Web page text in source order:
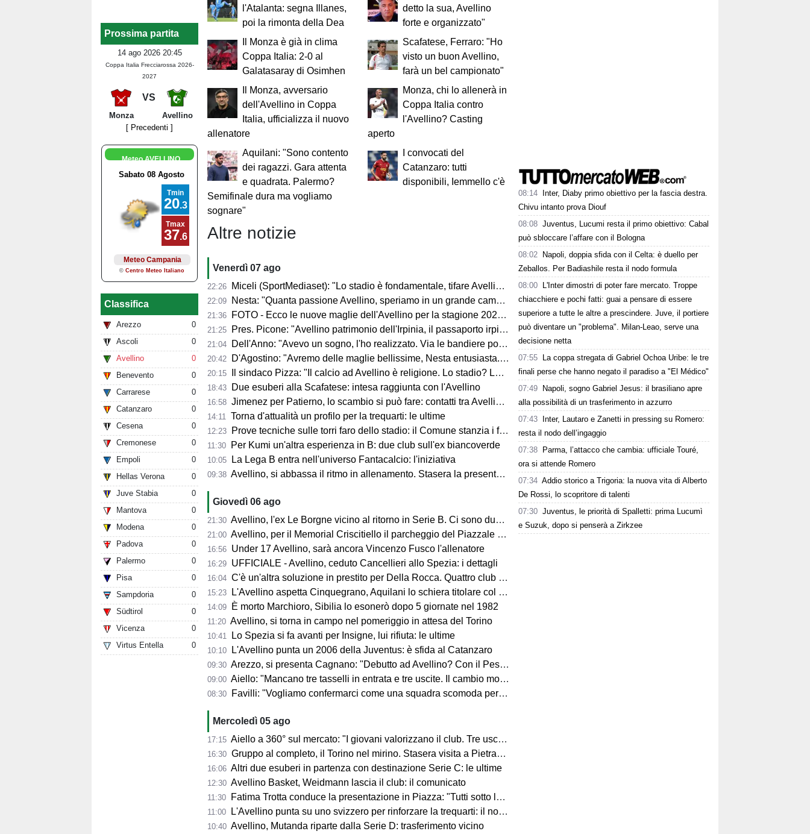
Prossima partita
14 ago 2026 20:45
Coppa Italia Frecciarossa 2026-
2027
VS
Monza
Avellino
[ Precedenti ]
Meteo AVELLINO
Classifica
Arezzo
0
Ascoli
0
Avellino
0
Benevento
0
Carrarese
0
Catanzaro
0
Cesena
0
Cremonese
0
Empoli
0
Hellas Verona
0
Juve Stabia
0
Mantova
0
Modena
0
Padova
0
Palermo
0
Pisa
0
Sampdoria
0
Südtirol
0
Vicenza
0
Virtus Entella
0
l'Atalanta: segna Illanes,
poi la rimonta della Dea
detto la sua, Avellino
forte e organizzato"
Il Monza è già in clima
Coppa Italia: 2-0 al
Galatasaray di Osimhen
Scafatese, Ferraro: "Ho
visto un buon Avellino,
farà un bel campionato"
Il Monza, avversario
dell'Avellino in Coppa
Italia, ufficializza il nuovo
allenatore
Monza, chi lo allenerà in
Coppa Italia contro
l'Avellino? Casting
aperto
Aquilani: "Sono contento
dei ragazzi. Gara attenta
e quadrata. Palermo?
Semifinale dura ma vogliamo
sognare"
I convocati del
Catanzaro: tutti
disponibili, Iemmello c'è
Altre notizie
Venerdì 07 ago
22:26 Miceli (SportMediaset): "Lo stadio è fondamentale, tifare Avellino un privilegio"
22:09 Nesta: "Quanta passione Avellino, speriamo in un grande campionato"
21:36 FOTO - Ecco le nuove maglie dell'Avellino per la stagione 2026-2027
21:25 Pres. Picone: "Avellino patrimonio dell'Irpinia, il passaporto irpino..."
21:04 Dell'Anno: "Avevo un sogno, l'ho realizzato. Via le bandiere politiche..."
20:42 D'Agostino: "Avremo delle maglie bellissime, Nesta entusiasta. Mercato? Ottimo, ma..."
20:15 Il sindaco Pizza: "Il calcio ad Avellino è religione. Lo stadio? Lo faremo..."
18:43 Due esuberi alla Scafatese: intesa raggiunta con l'Avellino
16:58 Jimenez per Patierno, lo scambio si può fare: contatti tra Avellino e Catania
14:11 Torna d'attualità un profilo per la trequarti: le ultime
12:23 Prove tecniche sulle torri faro dello stadio: il Comune stanzia i fondi
11:30 Per Kumi un'altra esperienza in B: due club sull'ex biancoverde
10:05 La Lega B entra nell'universo Fantacalcio: l'iniziativa
09:38 Avellino, si abbassa il ritmo in allenamento. Stasera la presentazione in Piazza
Giovedì 06 ago
21:30 Avellino, l'ex Le Borgne vicino al ritorno in Serie B. Ci sono due club sul francese
21:00 Avellino, per il Memorial Criscitiello il parcheggio del Piazzale degli Irpini è occupato. I tifosi possono parcheggiare al Campo Genova
16:56 Under 17 Avellino, sarà ancora Vincenzo Fusco l'allenatore
16:29 UFFICIALE - Avellino, ceduto Cancellieri allo Spezia: i dettagli
16:04 C'è un'altra soluzione in prestito per Della Rocca. Quattro club su Manzi
15:23 L'Avellino aspetta Cinquegrano, Aquilani lo schiera titolare col Sassuolo
14:09 È morto Marchioro, Sibilia lo esonerò dopo 5 giornate nel 1982
11:20 Avellino, si torna in campo nel pomeriggio in attesa del Torino
10:41 Lo Spezia si fa avanti per Insigne, lui rifiuta: le ultime
10:10 L'Avellino punta un 2006 della Juventus: è sfida al Catanzaro
09:30 Arezzo, si presenta Cagnano: "Debutto ad Avellino? Con il Pescara andò bene. Gol dell'ex? Ho rispetto per la piazza e i compagni, non esulterei"
09:00 Aiello: "Mancano tre tasselli in entrata e tre uscite. Il cambio modulo? Una squadra camaleontica non dà punti di riferimento". Sull'esterno e il trequartista...
08:30 Favilli: "Vogliamo confermarci come una squadra scomoda per tutti. La concorrenza ben venga. Io mi sento bene"
Mercoledì 05 ago
17:15 Aiello a 360° sul mercato: "I giovani valorizzano il club. Tre uscite ancora da fare". Sul modulo, la difesa, Licina e Marina...
16:30 Gruppo al completo, il Torino nel mirino. Stasera visita a Pietrastornina
16:06 Altri due esuberi in partenza con destinazione Serie C: le ultime
12:30 Avellino Basket, Weidmann lascia il club: il comunicato
11:30 Fatima Trotta conduce la presentazione in Piazza: "Tutti sotto lo stesso cielo"
11:00 L'Avellino punta su uno svizzero per rinforzare la trequarti: il nome
10:40 Avellino, Mutanda riparte dalla Serie D: trasferimento vicino
08:14
Inter, Diaby primo obiettivo per la fascia destra.
Chivu intanto prova Diouf
08:08 Juventus, Lucumi resta il primo obiettivo: Cabal
può sbloccare l’affare con il Bologna
08:02
Napoli, doppia sfida con il Celta: è duello per
Zeballos. Per Badiashile resta il nodo formula
08:00
L'Inter dimostri di poter fare mercato. Troppe
chiacchiere e pochi fatti: guai a pensare di essere
superiore a tutte le altre a prescindere. Juve, il portiere
può diventare un "problema". Milan-Leao, serve una
decisione netta
07:55
La coppa stregata di Gabriel Ochoa Uribe: le tre
finali perse che hanno negato il paradiso a "El Médico"
07:49
Napoli, sogno Gabriel Jesus: il brasiliano apre
alla possibilità di un trasferimento in azzurro
07:43
Inter, Lautaro e Zanetti in pressing su Romero:
resta il nodo dell’ingaggio
07:38
Parma, l’attacco che cambia: ufficiale Touré,
ora si attende Romero
07:34 Addio storico a Trigoria: la nuova vita di Alberto
De Rossi, lo scopritore di talenti
07:30 Juventus, le priorità di Spalletti: prima Lucumì
e Suzuk, dopo si penserà a Zirkzee